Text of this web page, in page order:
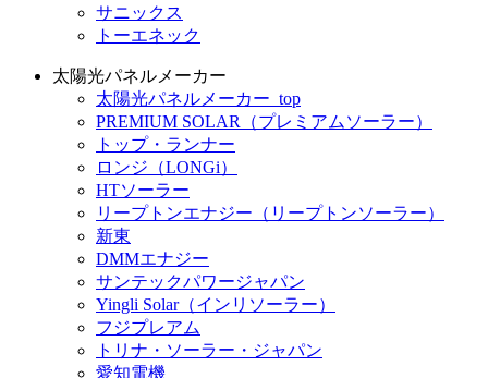
サニックス
トーエネック
太陽光パネルメーカー
太陽光パネルメーカー_top
PREMIUM SOLAR（プレミアムソーラー）
トップ・ランナー
ロンジ（LONGi）
HTソーラー
リープトンエナジー（リープトンソーラー）
新東
DMMエナジー
サンテックパワージャパン
Yingli Solar（インリソーラー）
フジプレアム
トリナ・ソーラー・ジャパン
愛知電機